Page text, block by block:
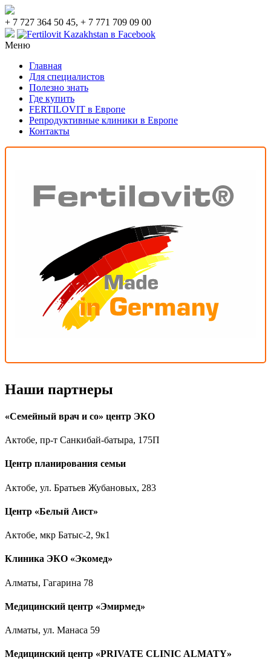
+ 7 727 364 50 45, + 7 771 709 09 00
Меню
Главная
Для специалистов
Полезно знать
Где купить
FERTILOVIT в Европе
Репродуктивные клиники в Европе
Контакты
Наши партнеры
«Семейный врач и со» центр ЭКО
Актобе, пр-т Санкибай-батыра, 175П
Центр планирования семьи
Актобе, ул. Братьев Жубановых, 283
Центр «Белый Аист»
Актобе, мкр Батыс-2, 9к1
Клиника ЭКО «Экомед»
Алматы, Гагарина 78
Медицинский центр «Эмирмед»
Алматы, ул. Манаса 59
Медицинский центр «PRIVATE CLINIC ALMATY»